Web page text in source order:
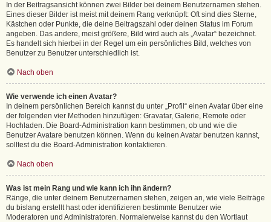
In der Beitragsansicht können zwei Bilder bei deinem Benutzernamen stehen.
Eines dieser Bilder ist meist mit deinem Rang verknüpft: Oft sind dies Sterne,
Kästchen oder Punkte, die deine Beitragszahl oder deinen Status im Forum
angeben. Das andere, meist größere, Bild wird auch als „Avatar“ bezeichnet.
Es handelt sich hierbei in der Regel um ein persönliches Bild, welches von
Benutzer zu Benutzer unterschiedlich ist.
Nach oben
Wie verwende ich einen Avatar?
In deinem persönlichen Bereich kannst du unter „Profil“ einen Avatar über eine
der folgenden vier Methoden hinzufügen: Gravatar, Galerie, Remote oder
Hochladen. Die Board-Administration kann bestimmen, ob und wie die
Benutzer Avatare benutzen können. Wenn du keinen Avatar benutzen kannst,
solltest du die Board-Administration kontaktieren.
Nach oben
Was ist mein Rang und wie kann ich ihn ändern?
Ränge, die unter deinem Benutzernamen stehen, zeigen an, wie viele Beiträge
du bislang erstellt hast oder identifizieren bestimmte Benutzer wie
Moderatoren und Administratoren. Normalerweise kannst du den Wortlaut